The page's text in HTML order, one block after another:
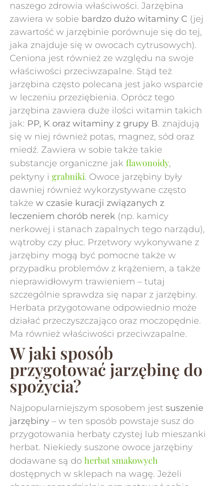
naszego zdrowia właściwości. Jarzębina
zawiera w sobie bardzo dużo witaminy C (jej
zawartość w jarzębinie porównuje się do tej,
jaka znajduje się w owocach cytrusowych).
Ceniona jest również ze względu na swoje
właściwości przeciwzapalne. Stąd też
jarzębina często polecana jest jako wsparcie
w leczeniu przeziębienia. Oprócz tego
jarzębina zawiera duże ilości witamin takich
jak: PP, K oraz witaminy z grupy B. znajdują
się w niej również potas, magnez, sód oraz
miedź. Zawiera w sobie także takie
substancje organiczne jak flawonoidy,
pektyny i grabniki. Owoce jarzębiny były
dawniej również wykorzystywane często
także w czasie kuracji związanych z
leczeniem chorób nerek (np. kamicy
nerkowej i stanach zapalnych tego narządu),
wątroby czy płuc. Przetwory wykonywane z
jarzębiny mogą być pomocne także w
przypadku problemów z krążeniem, a także
nieprawidłowym trawieniem – tutaj
szczególnie sprawdza się napar z jarzębiny.
Herbata przygotowane odpowiednio może
działać przeczyszczająco oraz moczopędnie.
Ma również właściwości przeciwzapalne.
W jaki sposób
przygotować jarzębinę do
spożycia?
Najpopularniejszym sposobem jest suszenie
jarzębiny – w ten sposób powstaje susz do
przygotowania herbaty czystej lub mieszanki
herbat. Niekiedy suszone owoce jarzębiny
dodawane są do herbat smakowych
dostępnych w sklepach na wagę. Jeżeli